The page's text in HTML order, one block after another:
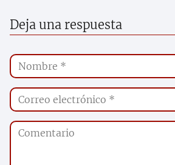
Deja una respuesta